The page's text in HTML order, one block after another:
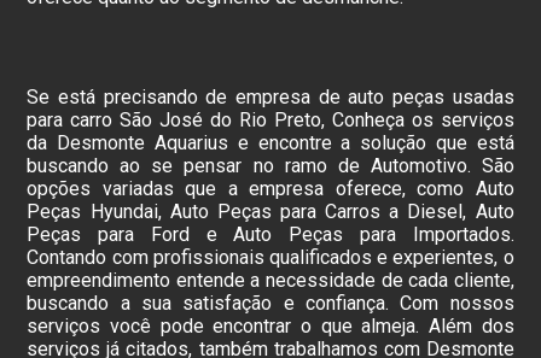
Se está precisando de empresa de auto peças usadas
para carro São José do Rio Preto, Conheça os serviços
da Desmonte Aquarius e encontre a solução que está
buscando ao se pensar no ramo de Automotivo. São
opções variadas que a empresa oferece, como Auto
Peças Hyundai, Auto Peças para Carros a Diesel, Auto
Peças para Ford e Auto Peças para Importados.
Contando com profissionais qualificados e experientes, o
empreendimento entende a necessidade de cada cliente,
buscando a sua satisfação e confiança. Com nossos
serviços você pode encontrar o que almeja. Além dos
serviços já citados, também trabalhamos com Desmonte